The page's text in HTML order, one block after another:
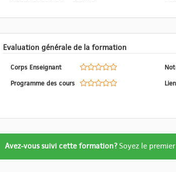
Evaluation générale de la formation
Corps Enseignant
Programme des cours
Formation
Avez-vous suivi cette formation?Soyez le